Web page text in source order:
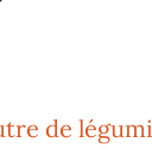
de